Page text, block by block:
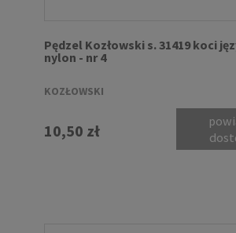
Pędzel Kozłowski s. 31419 koci
nylon - nr 4
KOZŁOWSKI
10,50 zł